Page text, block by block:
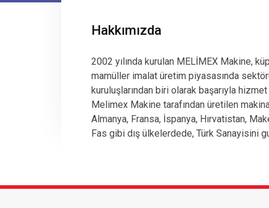
Hakkımızda
2002 yılında kurulan MELİMEX Makine,
mamüller imalat üretim piyasasında
kuruluşlarından biri olarak başarıyla
Melimex Makine tarafından üretilen
Almanya, Fransa, İspanya, Hırvatistan,
Fas gibi dış ülkelerdede, Türk Sanayisini